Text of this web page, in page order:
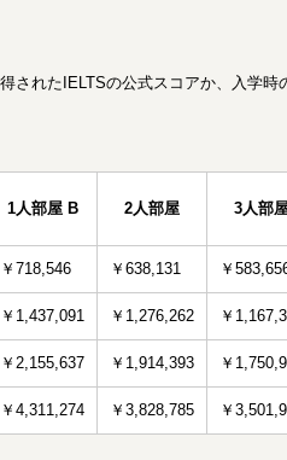
されたIELTSの公式スコアか、入学
1人部屋 B 2人部屋 3人部
￥718,546 ￥638,131 ￥
￥1,437,091 ￥1,276,262 ￥
￥2,155,637 ￥1,914,393 ￥
￥4,311,274 ￥3,828,785 ￥